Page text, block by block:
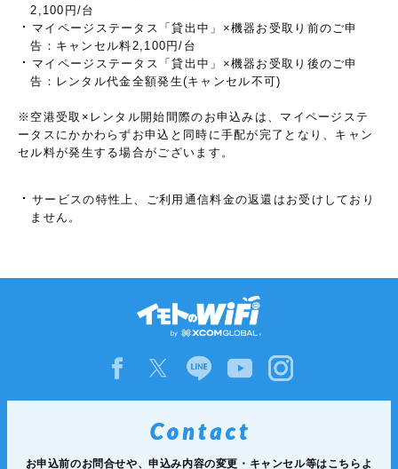
2,100円/台
マイページステータス「貸出中」×機器お受取り前のご申
告：キャンセル料2,100円/台
マイページステータス「貸出中」×機器お受取り後のご申
告：レンタル代金全額発生(キャンセル不可)
※空港受取×レンタル開始間際のお申込みは、マイページステ
ータスにかかわらずお申込と同時に手配が完了となり、キャン
セル料が発生する場合がございます。
サービスの特性上、ご利用通信料金の返還はお受けしており
ません。
お申込前のお問合せや、申込み内容の変更・キャンセル等はこちらよ